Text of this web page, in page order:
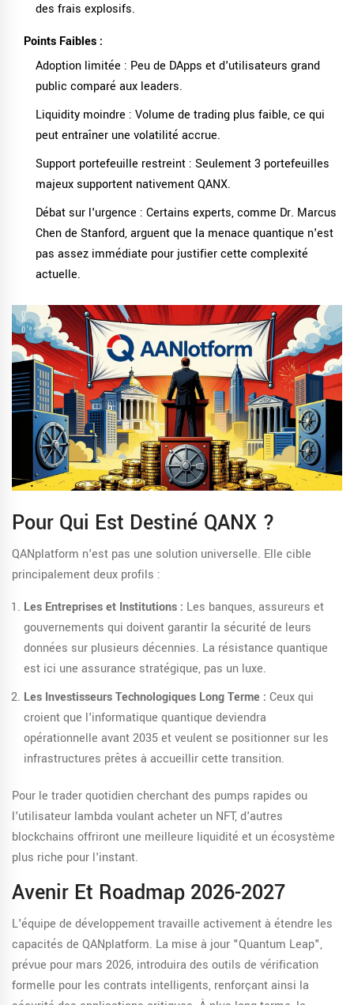
des frais explosifs.
Points Faibles :
Adoption limitée : Peu de DApps et d'utilisateurs grand
public comparé aux leaders.
Liquidity moindre : Volume de trading plus faible, ce qui
peut entraîner une volatilité accrue.
Support portefeuille restreint : Seulement 3 portefeuilles
majeux supportent nativement QANX.
Débat sur l'urgence : Certains experts, comme Dr. Marcus
Chen de Stanford, arguent que la menace quantique n'est
pas assez immédiate pour justifier cette complexité
actuelle.
Pour Qui Est Destiné QANX ?
QANplatform n'est pas une solution universelle. Elle cible
principalement deux profils :
Les Entreprises et Institutions : Les banques, assureurs et
gouvernements qui doivent garantir la sécurité de leurs
données sur plusieurs décennies. La résistance quantique
est ici une assurance stratégique, pas un luxe.
Les Investisseurs Technologiques Long Terme : Ceux qui
croient que l'informatique quantique deviendra
opérationnelle avant 2035 et veulent se positionner sur les
infrastructures prêtes à accueillir cette transition.
Pour le trader quotidien cherchant des pumps rapides ou
l'utilisateur lambda voulant acheter un NFT, d'autres
blockchains offriront une meilleure liquidité et un écosystème
plus riche pour l'instant.
Avenir Et Roadmap 2026-2027
L'équipe de développement travaille activement à étendre les
capacités de QANplatform. La mise à jour "Quantum Leap",
prévue pour mars 2026, introduira des outils de vérification
formelle pour les contrats intelligents, renforçant ainsi la